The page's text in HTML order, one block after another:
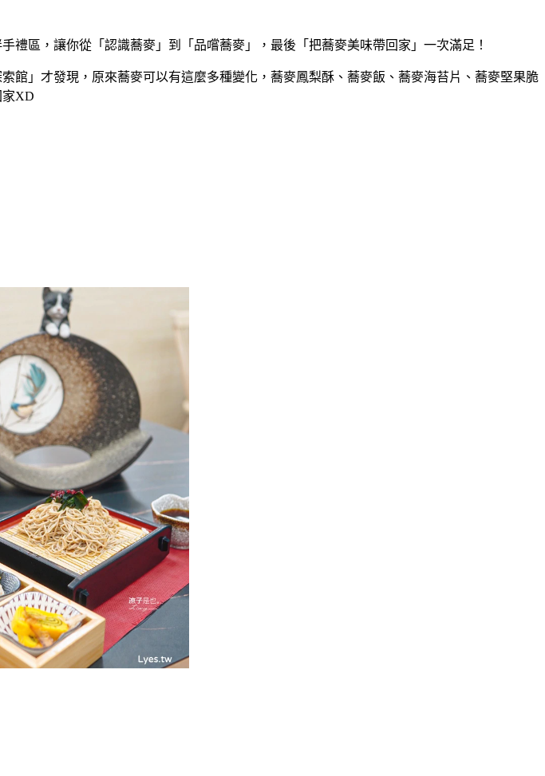
禮區，讓你從「認識蕎麥」到「品嚐蕎麥」，最後「把蕎麥美味帶回家」一次滿足！
館」才發現，原來蕎麥可以有這麼多種變化，蕎麥鳳梨酥、蕎麥飯、蕎麥海苔片、蕎麥堅果脆
家XD